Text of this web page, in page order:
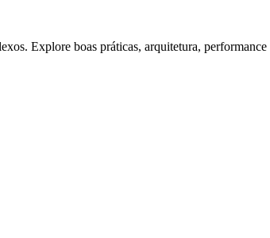
Explore boas práticas, arquitetura,